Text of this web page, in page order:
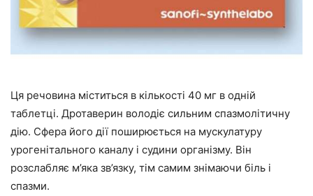
Ця речовина міститься в кількості 40 мг в одній
таблетці. Дротаверин володіє сильним спазмолітичну
дію. Сфера його дії поширюється на мускулатуру
урогенітального каналу і судини організму. Він
розслабляє м’яка зв’язку, тім самим знімаючи біль і
спазми.